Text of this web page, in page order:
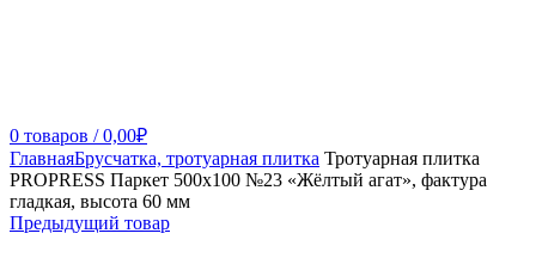
0 товаров / 0,00₽
ГлавнаяБрусчатка, тротуарная плитка Тротуарная плитка
PROPRESS Паркет 500х100 №23 «Жёлтый агат», фактура
гладкая, высота 60 мм
Предыдущий товар